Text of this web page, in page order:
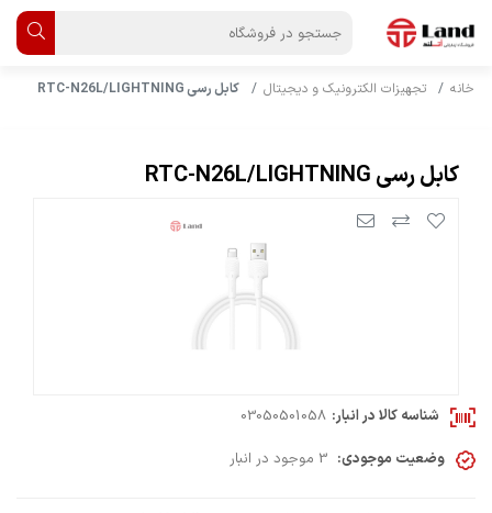
خانه تجهیزات الکترونیک و دیجیتال کابل رسی RTC-N26L/LIGHTNING
کابل رسی RTC-N26L/LIGHTNING
شناسه کالا در انبار: 03050501058
وضعیت موجودی: 3 موجود در انبار